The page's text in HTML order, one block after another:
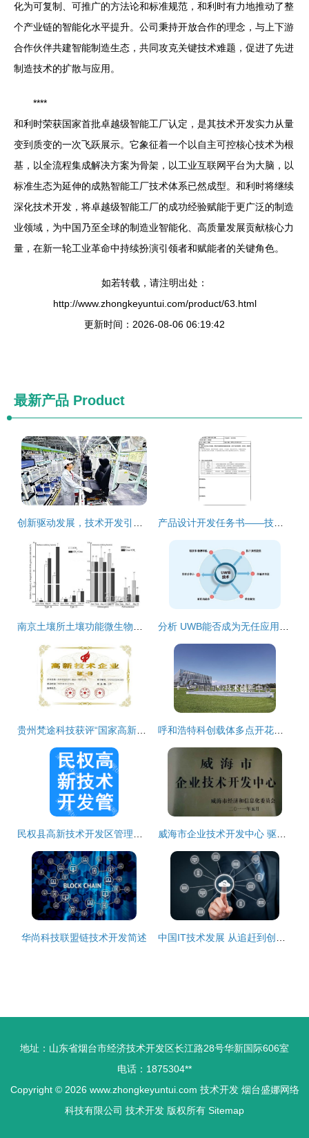
化为可复制、可推广的方法论和标准规范，和利时有力地推动了整
个产业链的智能化水平提升。公司秉持开放合作的理念，与上下游
合作伙伴共建智能制造生态，共同攻克关键技术难题，促进了先进
制造技术的扩散与应用。
****
和利时荣获国家首批卓越级智能工厂认定，是其技术开发实力从量
变到质变的一次飞跃展示。它象征着一个以自主可控核心技术为根
基，以全流程集成解决方案为骨架，以工业互联网平台为大脑，以
标准生态为延伸的成熟智能工厂技术体系已然成型。和利时将继续
深化技术开发，将卓越级智能工厂的成功经验赋能于更广泛的制造
业领域，为中国乃至全球的制造业智能化、高质量发展贡献核心力
量，在新一轮工业革命中持续扮演引领者和赋能者的关键角色。
如若转载，请注明出处：
http://www.zhongkeyuntui.com/product/63.html
更新时间：2026-08-06 06:19:42
最新产品 Product
创新驱动发展，技术开发引领未来 产品设计开发任务书——技术开发部分
南京土壤所土壤功能微生物技术开发取得新进展 分析 UWB能否成为无任应用领域的下一爆发点？技术开发视角
贵州梵途科技获评“国家高新技术企业” 引领技术开发创新 呼和浩特科创载体多点开花，技术开发赋能产业高质量发展
民权县高新技术开发区管理委员会技术开发工作概述与展望 威海市企业技术开发中心 驱动创新与产业升级的引擎
华尚科技联盟链技术开发简述 中国IT技术发展 从追赶到创新的技术开发全景
地址：山东省烟台市经济技术开发区长江路28号华新国际606室
电话：1875304**
Copyright © 2026 www.zhongkeyuntui.com 技术开发 烟台盛娜网络
科技有限公司 技术开发 版权所有 Sitemap